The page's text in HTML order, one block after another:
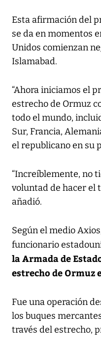
Esta afirmación del
se da en momentos
Unidos comienzan
Islamabad.
“Ahora iniciamos el
estrecho de Ormuz
todo el mundo,
Sur, Francia,
el republicano en su
“Increíblemente, no
voluntad de hacer el
añadió.
Según el medio
funcionario
la Armada de
estrecho de Ormuz
Fue una operación
los buques
través del estrecho,